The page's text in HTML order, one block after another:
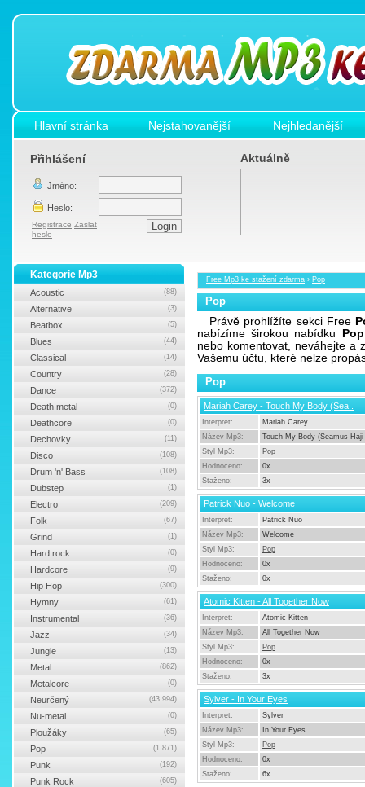
Hlavní stránka Nejstahovanější Nejhledanější
Přihlášení
Jméno:
Heslo:
Registrace Zaslat
heslo
Aktuálně
Free Mp3 ke stažení zdarma › Pop
Pop
Právě prohlížíte sekci Free
nabízíme širokou nabídku
Pop
nebo komentovat, neváhejte a
Vašemu účtu, které nelze
Pop
Mariah Carey - Touch My Body (Sea..
Interpret:
Mariah Carey
Název Mp3:
Touch My Body (Seamus
Styl Mp3:
Pop
Hodnoceno:
0x
Staženo:
3x
Patrick Nuo - Welcome
Interpret:
Patrick Nuo
Název Mp3:
Welcome
Styl Mp3:
Pop
Hodnoceno:
0x
Staženo:
0x
Atomic Kitten - All Together Now
Interpret:
Atomic Kitten
Název Mp3:
All Together Now
Styl Mp3:
Pop
Hodnoceno:
0x
Staženo:
3x
Sylver - In Your Eyes
Interpret:
Sylver
Název Mp3:
In Your Eyes
Styl Mp3:
Pop
Hodnoceno:
0x
Staženo:
6x
Kategorie Mp3
Acoustic (88)
Alternative (3)
Beatbox (5)
Blues (44)
Classical (14)
Country (28)
Dance (372)
Death metal (0)
Deathcore (0)
Dechovky (11)
Disco (108)
Drum 'n' Bass (108)
Dubstep (1)
Electro (209)
Folk (67)
Grind (1)
Hard rock (0)
Hardcore (9)
Hip Hop (300)
Hymny (61)
Instrumental (36)
Jazz (34)
Jungle (13)
Metal (862)
Metalcore (0)
Neurčený (43 994)
Nu-metal (0)
Ploužáky (65)
Pop (1 871)
Punk (192)
Punk Rock (605)